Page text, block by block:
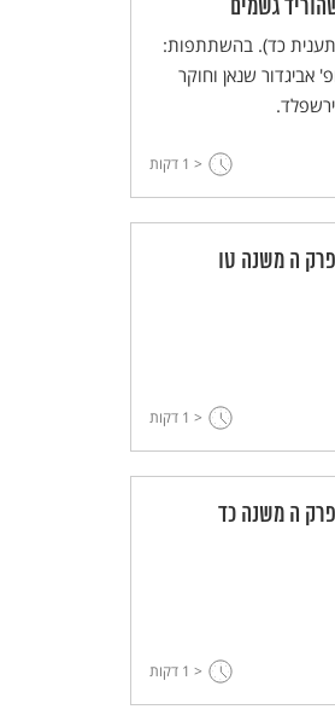
גשמים
כד). בהשתתפות:
אביגדור שנאן וחוקר
< 1 דקות
ה משנה טו
< 1 דקות
ה משנה כד
< 1 דקות